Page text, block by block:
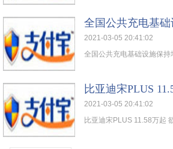
全国公共充电基
2021-03-05 20:41:02
全国公共充电基础设施保
比亚迪宋PLUS
2021-03-05 20:41:02
比亚迪宋PLUS 11.58万起